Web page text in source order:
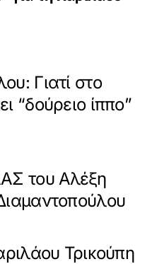
Γιατί στο
“δούρειο ίππο”
του Αλέξη
Τρικούπη